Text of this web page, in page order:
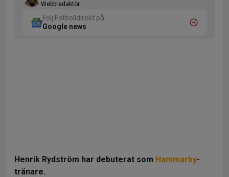
Webbredaktör
Följ Fotbolldirekt på
Google news
Henrik Rydström har debuterat som Hammarby-
tränare.